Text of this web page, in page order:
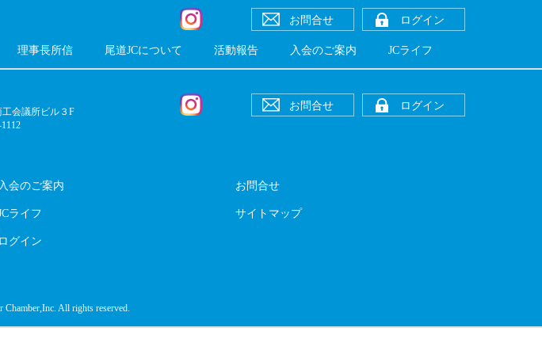
お問合せ ログイン
理事長所信 尾道JCについて 活動報告 入会のご案内 JCライフ
会議所ビル３F
お問合せ ログイン
入会のご案内
ライフ
ログイン
お問合せ
サイトマップ
All rights reserved.